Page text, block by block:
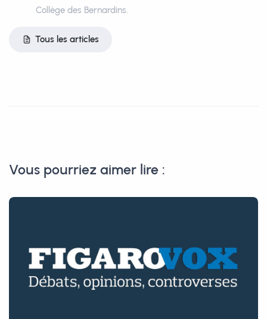
Collège des Bernardins.
Tous les articles
Vous pourriez aimer lire :